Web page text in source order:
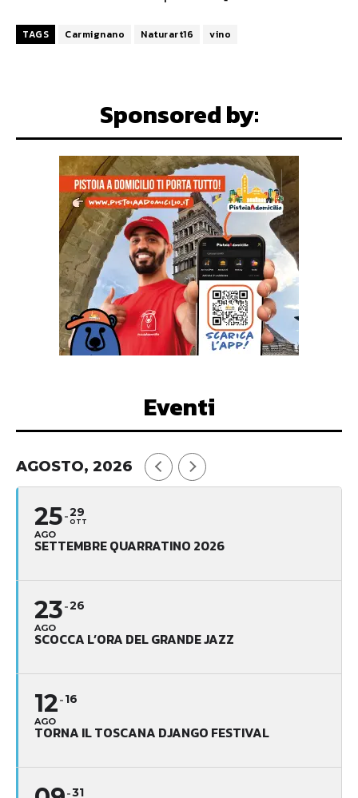
TAGS Carmignano Naturart16 vino
Sponsored by:
Eventi
AGOSTO, 2026
25
AGO
29
OTT
SETTEMBRE QUARRATINO 2026
23
AGO
26
SCOCCA L’ORA DEL GRANDE JAZZ
12
AGO
16
TORNA IL TOSCANA DJANGO FESTIVAL
31